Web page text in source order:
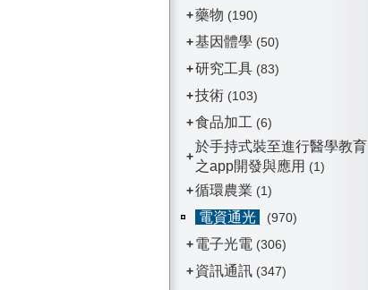
+藥物 (190)
+基因體學 (50)
+研究工具(83)
+技術(103)
+食品加工 (6)
+
於手持式裝至進行醫學教育
之app開發與應用 (1)
+循環農業 (1)
電資通光
(970)
+ 電子光電 (306)
+ 資訊通訊(347)